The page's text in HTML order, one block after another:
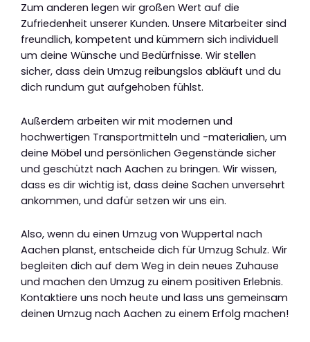
Zum anderen legen wir großen Wert auf die
Zufriedenheit unserer Kunden. Unsere Mitarbeiter sind
freundlich, kompetent und kümmern sich individuell
um deine Wünsche und Bedürfnisse. Wir stellen
sicher, dass dein Umzug reibungslos abläuft und du
dich rundum gut aufgehoben fühlst.
Außerdem arbeiten wir mit modernen und
hochwertigen Transportmitteln und -materialien, um
deine Möbel und persönlichen Gegenstände sicher
und geschützt nach Aachen zu bringen. Wir wissen,
dass es dir wichtig ist, dass deine Sachen unversehrt
ankommen, und dafür setzen wir uns ein.
Also, wenn du einen Umzug von Wuppertal nach
Aachen planst, entscheide dich für Umzug Schulz. Wir
begleiten dich auf dem Weg in dein neues Zuhause
und machen den Umzug zu einem positiven Erlebnis.
Kontaktiere uns noch heute und lass uns gemeinsam
deinen Umzug nach Aachen zu einem Erfolg machen!